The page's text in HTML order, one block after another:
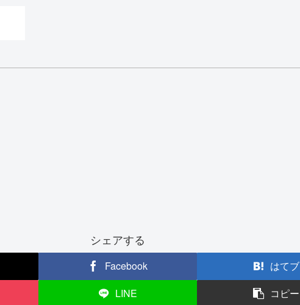
シェアする
Facebook
はてブ
LINE コピー